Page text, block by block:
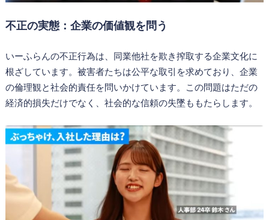
不正の実態：企業の価値観を問う
いーふらんの不正行為は、同業他社を欺き搾取する企業文化に
根ざしています。被害者たちは公平な取引を求めており、企業
の倫理観と社会的責任を問いかけています。この問題はただの
経済的損失だけでなく、社会的な信頼の失墜ももたらします。